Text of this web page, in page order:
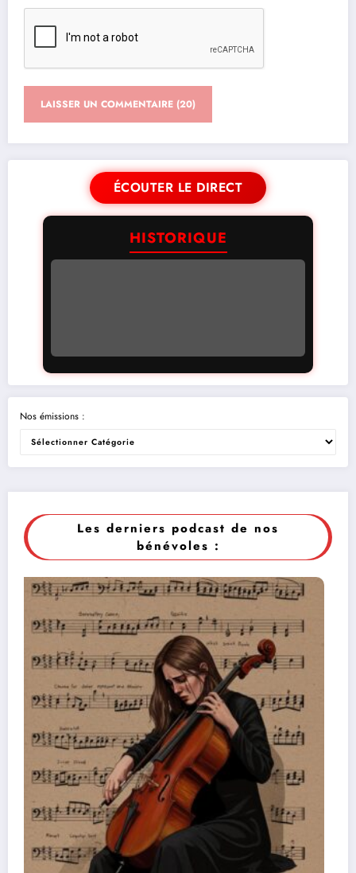
ÉCOUTER LE DIRECT
HISTORIQUE
Nos émissions :
Les derniers podcast de nos
bénévoles :